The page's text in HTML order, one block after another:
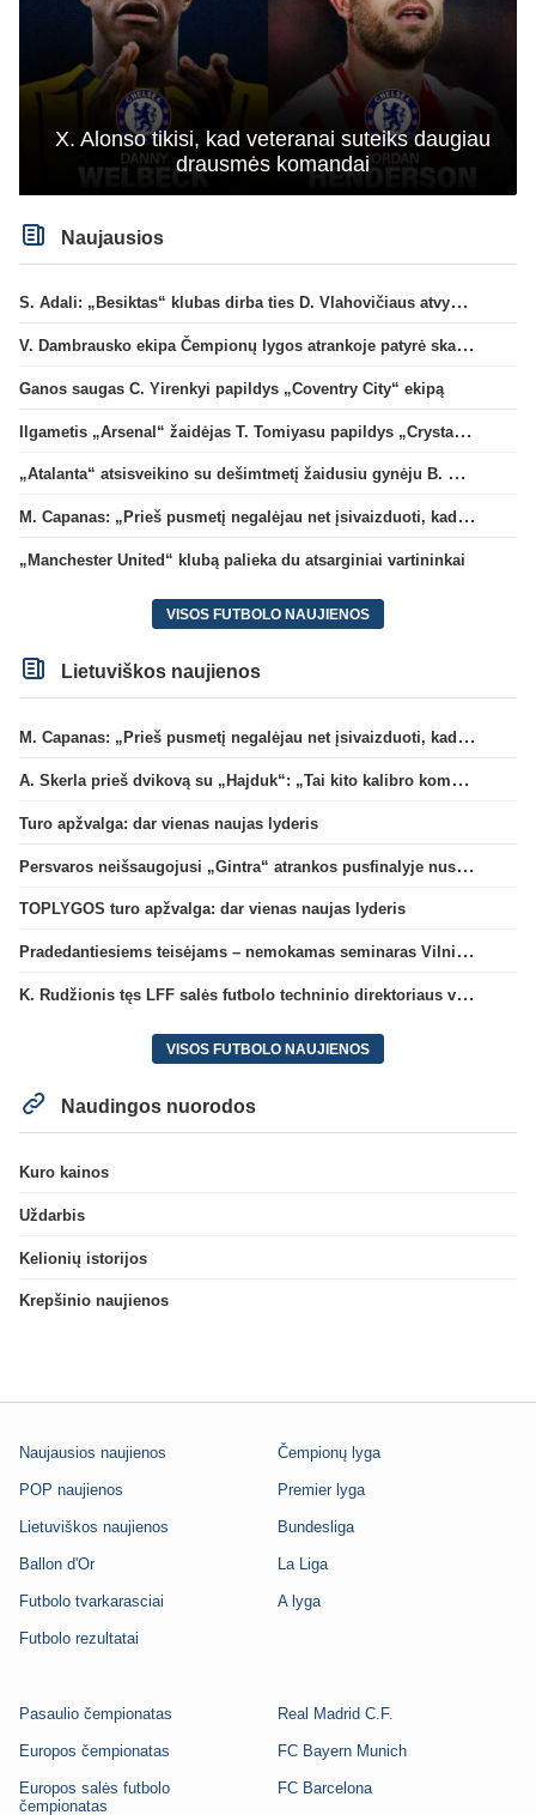
X. Alonso tikisi, kad veteranai suteiks daugiau
drausmės komandai
Naujausios
S. Adali: „Besiktas“ klubas dirba ties D. Vlahovičiaus atvykimu“
V. Dambrausko ekipa Čempionų lygos atrankoje patyrė skaudžią nesėkmę
Ganos saugas C. Yirenkyi papildys „Coventry City“ ekipą
Ilgametis „Arsenal“ žaidėjas T. Tomiyasu papildys „Crystal Palace“ ekipą
„Atalanta“ atsisveikino su dešimtmetį žaidusiu gynėju B. Djimsiti
M. Capanas: „Prieš pusmetį negalėjau net įsivaizduoti, kad žaisime prieš „Hajduk“
„Manchester United“ klubą palieka du atsarginiai vartininkai
VISOS FUTBOLO NAUJIENOS
Lietuviškos naujienos
M. Capanas: „Prieš pusmetį negalėjau net įsivaizduoti, kad žaisime prieš „Hajduk“
A. Skerla prieš dvikovą su „Hajduk“: „Tai kito kalibro komanda“
Turo apžvalga: dar vienas naujas lyderis
Persvaros neišsaugojusi „Gintra“ atrankos pusfinalyje nusileido Škotijos čempionėms
TOPLYGOS turo apžvalga: dar vienas naujas lyderis
Pradedantiesiems teisėjams – nemokamas seminaras Vilniuje šį penktadienį
K. Rudžionis tęs LFF salės futbolo techninio direktoriaus veiklą
VISOS FUTBOLO NAUJIENOS
Naudingos nuorodos
Kuro kainos
Uždarbis
Kelionių istorijos
Krepšinio naujienos
Naujausios naujienos
POP naujienos
Lietuviškos naujienos
Ballon d'Or
Futbolo tvarkarasciai
Futbolo rezultatai
Čempionų lyga
Premier lyga
Bundesliga
La Liga
A lyga
Pasaulio čempionatas
Europos čempionatas
Europos salės futbolo
čempionatas
Real Madrid C.F.
FC Bayern Munich
FC Barcelona